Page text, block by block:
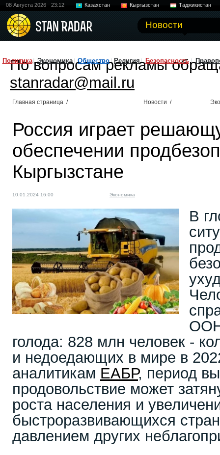
08 Августа 2026 23:12 Казахстан Кыргызстан Таджикистан
Новости
Политика Экономика Общество Религия Безопасность
По вопросам рекламы
stanradar@mail.ru
Главная страница / Новости /
Россия играет
обеспечении
Кыргызстане
10.01.2024 16:00 Экономика
В
ООН
голода: 828 млн человек -
и недоедающих в мире в
аналитикам ЕАБР, период
продовольствие может
роста населения и
быстроразвивающихся
давлением других